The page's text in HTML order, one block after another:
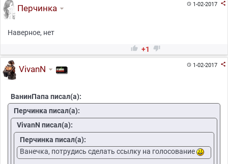
1-02-2017 
Перчинка
Наверное, нет
 +1 
1-02-2017 
VivanN
ВанинПапа писал(а):
Перчинка писал(а):
VivanN писал(а):
Перчинка писал(а):
Ванечка, потрудись сделать ссылку на голосование